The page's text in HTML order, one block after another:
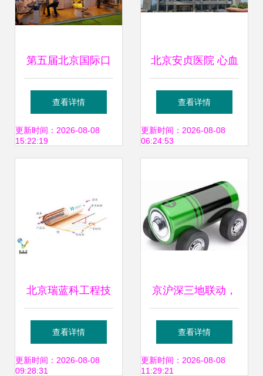
第五届北京国际口
腔设备器材展览订
货会即将开幕 技术
查看详情
更新时间：2026-08-08
15:22:19
北京安贞医院 心血
管领域的领航者与
技术革新者
查看详情
更新时间：2026-08-08
06:24:53
北京瑞蓝科工程技
术有限公司 创新技
术驱动下的核心产
查看详情
更新时间：2026-08-08
09:28:31
京沪深三地联动，
14个优质项目助力
全国政府精准技术
查看详情
更新时间：2026-08-08
11:29:21